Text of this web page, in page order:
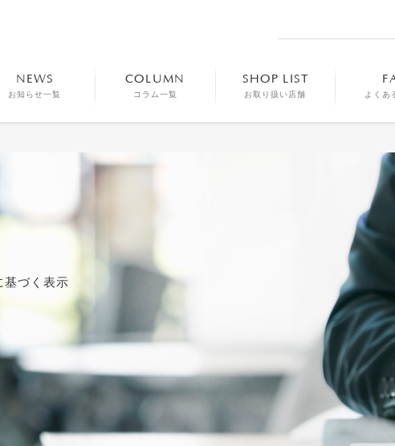
NEWS
お知らせ一覧
COLUMN
コラム一覧
SHOP LIST
お取り扱い店舗 よくあ
基づく表示